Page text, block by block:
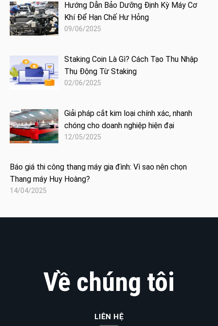
Hướng Dẫn Bảo Dưỡng Định Kỳ Máy Cơ
Khí Để Hạn Chế Hư Hỏng
09/06/2025
Staking Coin Là Gì? Cách Tạo Thu Nhập
Thụ Động Từ Staking
02/06/2025
Giải pháp cắt kim loại chính xác, nhanh
chóng cho doanh nghiệp hiện đại
12/05/2025
Báo giá thi công thang máy gia đình: Vì sao nên chọn
Thang máy Huy Hoàng?
14/04/2025
Về chúng tôi
LIÊN HỆ